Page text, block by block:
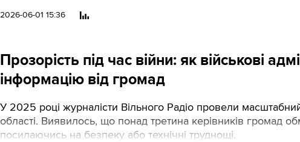
2026-06-01 15:36
Прозорість під час війни: як військові
інформацію від громад
У 2025 році журналісти Вільного Радіо провели
області. Виявилось, що понад третина керівників громад
посилаючись на безпеку або технічні труднощі.